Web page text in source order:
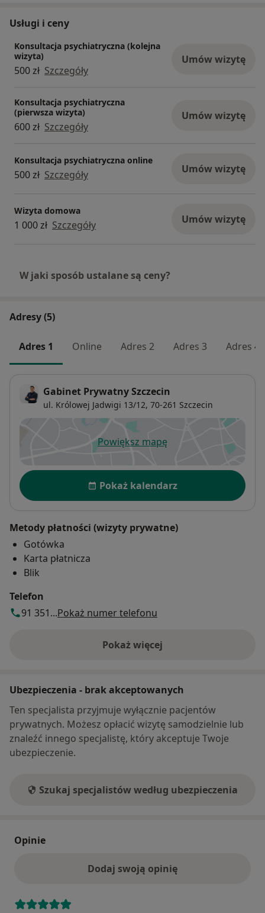
Usługi i ceny
Konsultacja psychiatryczna (kolejna
wizyta)
500 zł Szczegóły
Umów wizytę
Konsultacja psychiatryczna
(pierwsza wizyta)
600 zł Szczegóły
Umów wizytę
Konsultacja psychiatryczna online
500 zł Szczegóły Umów wizytę
Wizyta domowa
1 000 zł Szczegóły Umów wizytę
W jaki sposób ustalane są ceny?
Adresy (5)
Adres 1 Online Adres 2 Adres 3 Adres 4
Gabinet Prywatny Szczecin
ul. Królowej Jadwigi 13/12, 70-261 Szczecin
Powiększ mapęotwiera się w nowej karcie
Dostępność
Pokaż kalendarz
Metody płatności (wizyty prywatne)
Gotówka
Karta płatnicza
Blik
Telefon
91 351...Pokaż numer telefonu
Pokaż więcej
o adresie
Ubezpieczenia - brak akceptowanych
Ten specjalista przyjmuje wyłącznie pacjentów
prywatnych. Możesz opłacić wizytę samodzielnie lub
znaleźć innego specjalistę, który akceptuje Twoje
ubezpieczenie.
Szukaj specjalistów według ubezpieczenia
Opinie
Dodaj swoją opinię